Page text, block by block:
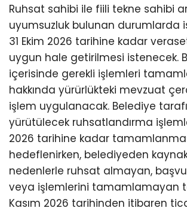
Ruhsat sahibi ile fiili tekne sahibi
uyumsuzluk bulunan durumlarda
31 Ekim 2026 tarihine kadar
uygun hale getirilmesi istenecek.
içerisinde gerekli işlemleri
hakkında yürürlükteki mevzuat
işlem uygulanacak. Belediye
yürütülecek ruhsatlandırma
2026 tarihine kadar
hedeflenirken, belediyeden
nedenlerle ruhsat almayan,
veya işlemlerini tamamlamayan
Kasım 2026 tarihinden itibaren